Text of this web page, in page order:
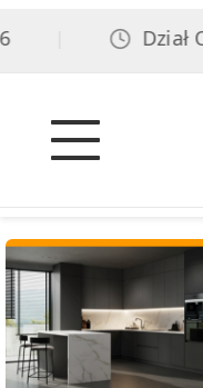
Dział